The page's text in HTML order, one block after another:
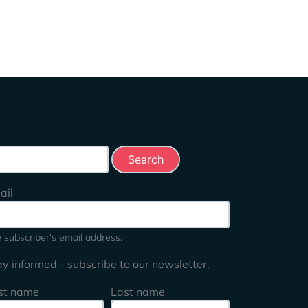
subscriber's email address.
informed - subscribe to our newsletter.
name
Last name